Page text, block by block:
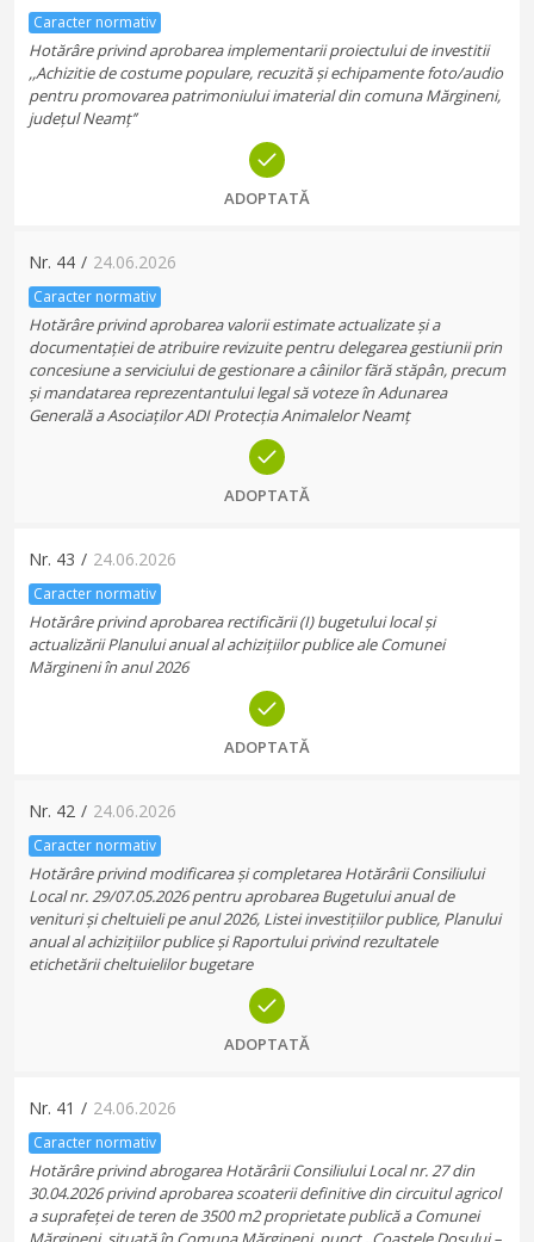
Caracter normativ
Hotărâre privind aprobarea implementarii proiectului de investitii
,,Achizitie de costume populare, recuzită și echipamente foto/audio
pentru promovarea patrimoniului imaterial din comuna Mărgineni,
județul Neamț’’
ADOPTATĂ
Nr. 44 / 24.06.2026
Caracter normativ
Hotărâre privind aprobarea valorii estimate actualizate și a
documentației de atribuire revizuite pentru delegarea gestiunii prin
concesiune a serviciului de gestionare a câinilor fără stăpân, precum
și mandatarea reprezentantului legal să voteze în Adunarea
Generală a Asociaților ADI Protecția Animalelor Neamț
ADOPTATĂ
Nr. 43 / 24.06.2026
Caracter normativ
Hotărâre privind aprobarea rectificării (I) bugetului local și
actualizării Planului anual al achizițiilor publice ale Comunei
Mărgineni în anul 2026
ADOPTATĂ
Nr. 42 / 24.06.2026
Caracter normativ
Hotărâre privind modificarea și completarea Hotărârii Consiliului
Local nr. 29/07.05.2026 pentru aprobarea Bugetului anual de
venituri și cheltuieli pe anul 2026, Listei investițiilor publice, Planului
anual al achizițiilor publice și Raportului privind rezultatele
etichetării cheltuielilor bugetare
ADOPTATĂ
Nr. 41 / 24.06.2026
Caracter normativ
Hotărâre privind abrogarea Hotărârii Consiliului Local nr. 27 din
30.04.2026 privind aprobarea scoaterii definitive din circuitul agricol
a suprafeței de teren de 3500 m2 proprietate publică a Comunei